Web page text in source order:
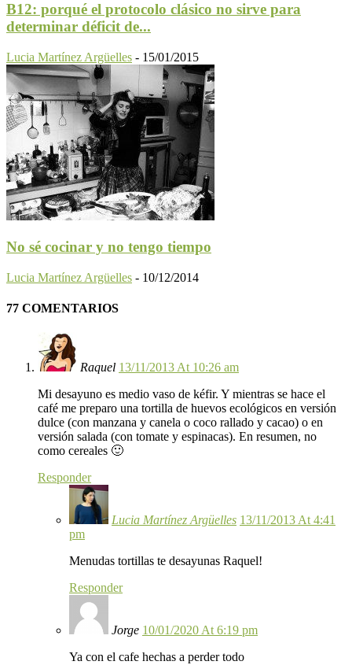
B12: porqué el protocolo clásico no sirve para
determinar déficit de...
Lucia Martínez Argüelles - 15/01/2015
No sé cocinar y no tengo tiempo
Lucia Martínez Argüelles - 10/12/2014
77 COMENTARIOS
Raquel 13/11/2013 At 10:26 am
Mi desayuno es medio vaso de kéfir. Y mientras se hace el
café me preparo una tortilla de huevos ecológicos en versión
dulce (con manzana y canela o coco rallado y cacao) o en
versión salada (con tomate y espinacas). En resumen, no
como cereales 🙂
Responder
Lucia Martínez Argüelles 13/11/2013 At 4:41
pm
Menudas tortillas te desayunas Raquel!
Responder
Jorge 10/01/2020 At 6:19 pm
Ya con el cafe hechas a perder todo